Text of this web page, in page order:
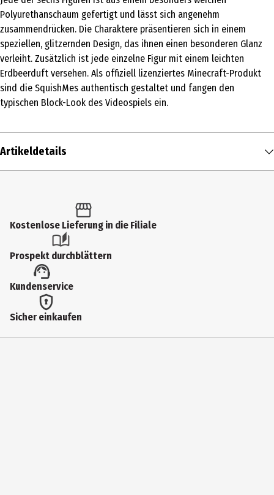
Polyurethanschaum gefertigt und lässt sich angenehm
zusammendrücken. Die Charaktere präsentieren sich in einem
speziellen, glitzernden Design, das ihnen einen besonderen Glanz
verleiht. Zusätzlich ist jede einzelne Figur mit einem leichten
Erdbeerduft versehen. Als offiziell lizenziertes Minecraft-Produkt
sind die SquishMes authentisch gestaltet und fangen den
typischen Block-Look des Videospiels ein.
Artikeldetails
Produkttyp
Sammelfiguren
Hersteller
Just Toys Europe Ltd.
Herstelleradresse
Kostenlose Lieferung in die Filiale
Prospekt durchblättern
Kundenservice
Sicher einkaufen